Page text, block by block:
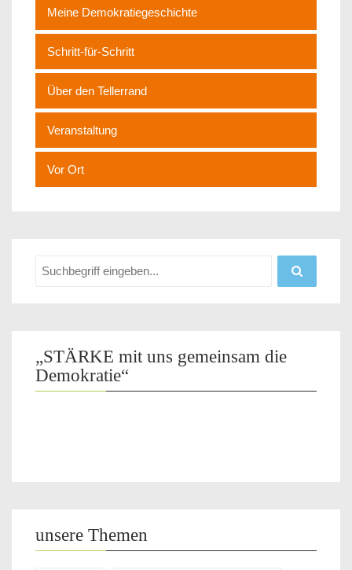
Meine Demokratiegeschichte
Schritt-für-Schritt
Über den Tellerrand
Veranstaltung
Vor Ort
„STÄRKE mit uns gemeinsam die
Demokratie“
unsere Themen